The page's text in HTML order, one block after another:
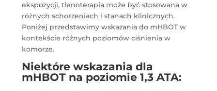
ekspozycji, tlenoterapia może być stosowana w
różnych schorzeniach i stanach klinicznych.
Poniżej przedstawimy wskazania do mHBOT w
kontekście różnych poziomów ciśnienia w
komorze.
Niektóre wskazania dla
mHBOT na poziomie 1,3 ATA: